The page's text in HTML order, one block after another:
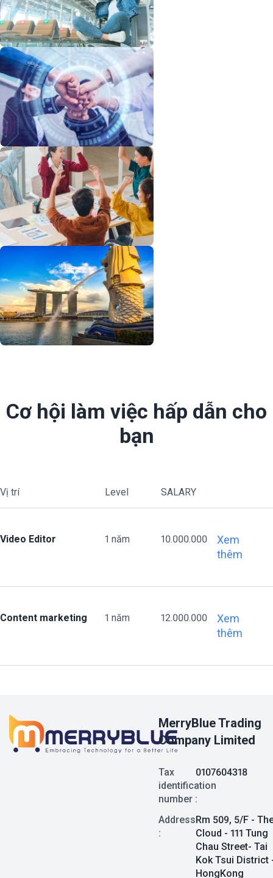
Cơ hội làm việc hấp dẫn cho
bạn
Vị trí Level SALARY
Video Editor 1 năm 10.000.000
Xem
thêm
Content marketing 1 năm 12.000.000
Xem
thêm
MerryBlue Trading
Company Limited
Tax
identification
number :
0107604318
Address
:
Rm 509, 5/F -
Cloud - 111 Tung
Chau Street- Tai
Kok Tsui District
HongKong